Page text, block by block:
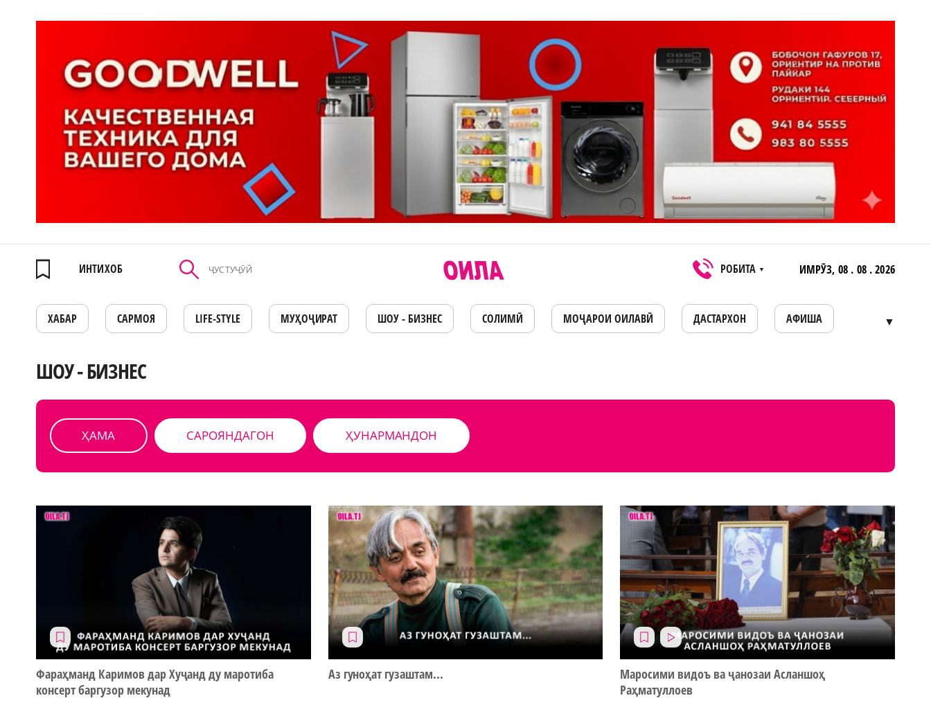
ИНТИХОБ РОБИТА ▼ ИМРӮЗ, 08 . 08 . 2026
ХАБАР САРМОЯ LIFE-STYLE МУҲОҶИРАТ ШОУ - БИЗНЕС СОЛИМӢ МОҶАРОИ ОИЛАВӢ ДАСТАРХОН АФИША ▼
ШОУ - БИЗНЕС
ҲАМА САРОЯНДАГОН ҲУНАРМАНДОН
Фараҳманд Каримов дар Хуҷанд ду маротиба
консерт баргузор мекунад
Аз гуноҳат гузаштам...
Маросими видоъ ва ҷанозаи Асланшоҳ
Раҳматуллоев